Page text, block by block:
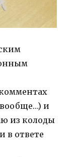
и
из колоды
в ответе